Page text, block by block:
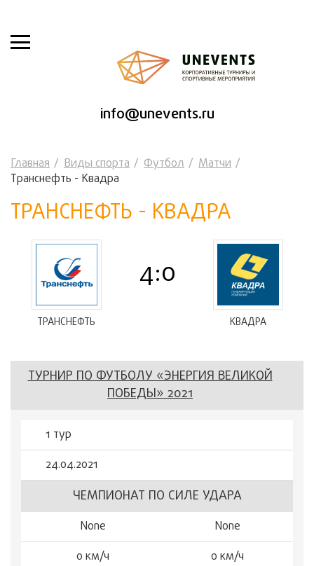
info@unevents.ru
Главная Виды спорта Футбол
Матчи
Транснефть - Квадра
ТРАНСНЕФТЬ - КВАДРА
ТРАНСНЕФТЬ
4:0
КВАДРА
ТУРНИР ПО ФУТБОЛУ «ЭНЕРГИЯ ВЕЛИКОЙ
ПОБЕДЫ» 2021
1 тур
24.04.2021
ЧЕМПИОНАТ ПО СИЛЕ УДАРА
None
None
0 км/ч
0 км/ч